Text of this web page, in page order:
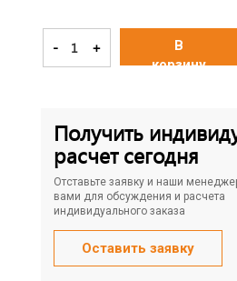
- +
В
корзину
Получить
расчет сегодня
Отставьте заявку и наши
вами для обсуждения и расчета
индивидуального заказа
Оставить заявку